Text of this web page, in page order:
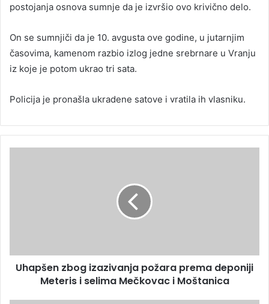
postojanja osnova sumnje da je izvršio ovo krivično delo.
On se sumnjiči da je 10. avgusta ove godine, u jutarnjim
časovima, kamenom razbio izlog jedne srebrnare u Vranju
iz koje je potom ukrao tri sata.
Policija je pronašla ukradene satove i vratila ih vlasniku.
Uhapšen zbog izazivanja požara prema deponiji
Meteris i selima Mečkovac i Moštanica